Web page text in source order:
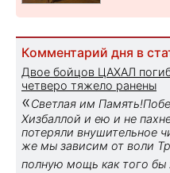
Комментарий дня в
Двое бойцов ЦАХАЛ
четверо тяжело ранены
«Светлая им
Хизбаллой и ею и не
потеряли внушительное
же мы зависим от воли
полную мощь как того бы